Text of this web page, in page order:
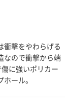
衝撃をやわらげる
なので衝撃から端
に強いポリカー
ール。